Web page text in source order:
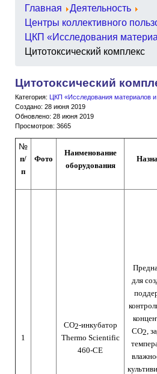
Главная
Деятельность
Центры коллективного
ЦКП «Исследования
Цитотоксический комплекс
Цитотоксический
Категория: ЦКП «Исследования материалов
Создано: 28 июня 2019
Обновлено: 28 июня 2019
Просмотров: 3665
№
п/
п
Фото
Наименование
оборудования
1
CO2-инкубатор
Thermo Scientific
460-СЕ
для
СО2 ,